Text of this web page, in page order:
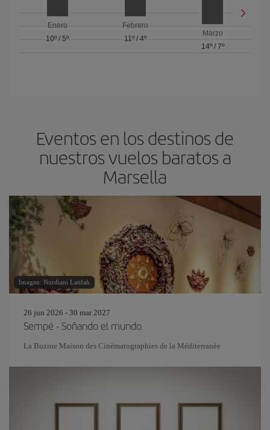
Enero
10º /5º
Febrero
11º/ 4º
Marzo
14º/ 7º
Eventos en los destinos de
nuestros vuelos baratos a
Marsella
Imagen: Nurdiani Latifah
26 jun 2026 - 30 mar 2027
Sempé - Soñando el mundo
La Buzine Maison des Cinématographies de la Méditerranée